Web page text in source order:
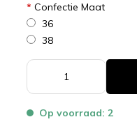
* Confectie Maat
36
38
Op voorraad: 2